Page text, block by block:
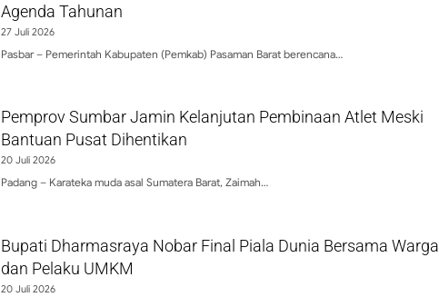
Agenda Tahunan
27 Juli 2026
Pasbar – Pemerintah Kabupaten (Pemkab) Pasaman Barat berencana…
Pemprov Sumbar Jamin Kelanjutan Pembinaan Atlet Meski
Bantuan Pusat Dihentikan
20 Juli 2026
Padang – Karateka muda asal Sumatera Barat, Zaimah…
Bupati Dharmasraya Nobar Final Piala Dunia Bersama Warga
dan Pelaku UMKM
20 Juli 2026